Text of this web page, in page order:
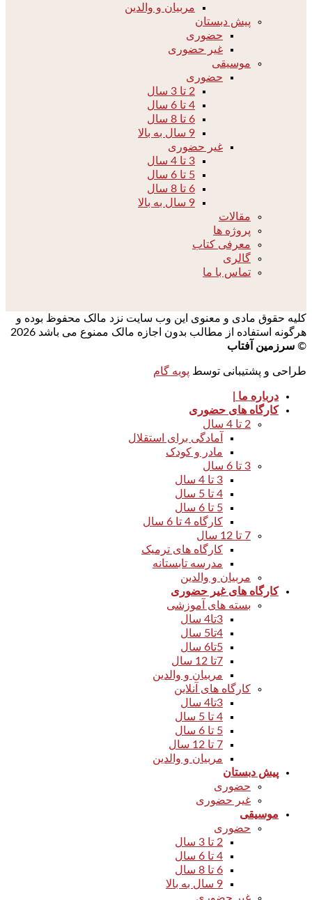
مربیان و والدین
پیش دبستان
حضوری
غیر حضوری
موسیقی
حضوری
2 تا 3 سال
4 تا 6 سال
6 تا 8 سال
9 سال به بالا
غیر حضوری
3 تا 4 سال
5 تا 6 سال
6 تا 8 سال
9 سال به بالا
مقالات
پروژه ها
معرفی کتاب
گالری
تماس با ما
کلیه حقوق مادی و معنوی این وب سایت نزد مالک محفوظ بوده و
هرگونه استفاده از مطالب بدون اجازه مالک ممنوع می باشد 2026
© سرزمین آفتاب
طراحی و پشتیبانی توسط پویه گام
درباره ما |
کارگاه های حضوری
2 تا 4 سال
آمادگی برای استقلال
مادر و کودک
3 تا 6 سال
3 تا 4 سال
4 تا 5 سال
5 تا 6 سال
کارگاه 4 تا 6 سال
7 تا 12 سال
کارگاه های ترمیک
مدرسه تابستانه
مربیان و والدین
کارگاه های غیر حضوری
بسته های آموزشی
3تا4 سال
4تا5 سال
5تا6 سال
7تا 12 سال
مربیان و والدین
کارگاه های آنلاین
3تا4 سال
4 تا 5 سال
5 تا 6 سال
7 تا 12 سال
مربیان و والدین
پیش دبستان
حضوری
غیر حضوری
موسیقی
حضوری
2 تا 3 سال
4 تا 6 سال
6 تا 8 سال
9 سال به بالا
غیر حضوری